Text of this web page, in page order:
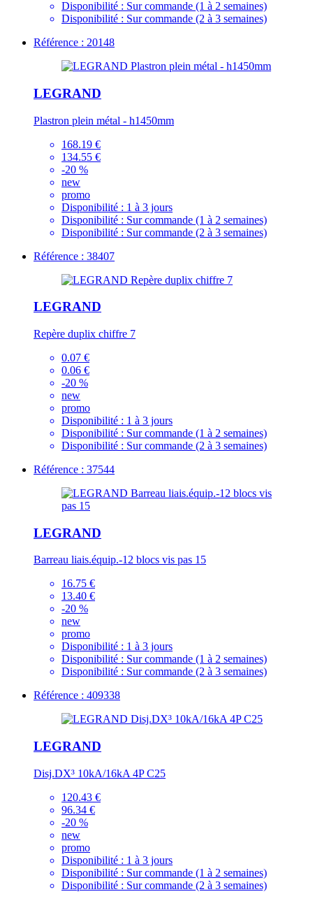
Disponibilité : Sur commande (1 à 2 semaines)
Disponibilité : Sur commande (2 à 3 semaines)
Référence : 20148
LEGRAND
Plastron plein métal - h1450mm
168.19 €
134.55 €
-20 %
new
promo
Disponibilité : 1 à 3 jours
Disponibilité : Sur commande (1 à 2 semaines)
Disponibilité : Sur commande (2 à 3 semaines)
Référence : 38407
LEGRAND
Repère duplix chiffre 7
0.07 €
0.06 €
-20 %
new
promo
Disponibilité : 1 à 3 jours
Disponibilité : Sur commande (1 à 2 semaines)
Disponibilité : Sur commande (2 à 3 semaines)
Référence : 37544
LEGRAND
Barreau liais.équip.-12 blocs vis pas 15
16.75 €
13.40 €
-20 %
new
promo
Disponibilité : 1 à 3 jours
Disponibilité : Sur commande (1 à 2 semaines)
Disponibilité : Sur commande (2 à 3 semaines)
Référence : 409338
LEGRAND
Disj.DX³ 10kA/16kA 4P C25
120.43 €
96.34 €
-20 %
new
promo
Disponibilité : 1 à 3 jours
Disponibilité : Sur commande (1 à 2 semaines)
Disponibilité : Sur commande (2 à 3 semaines)